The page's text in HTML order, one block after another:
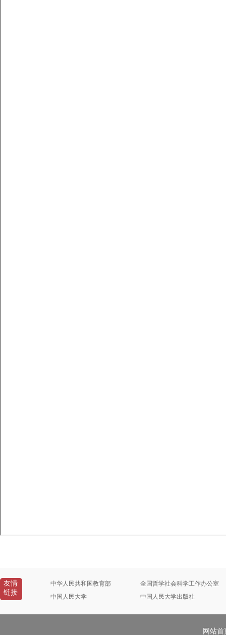
友情
链接
中华人民共和国教育部
全国哲学社会科学工作办公室
中国人民大学
中国人民大学出版社
网站首